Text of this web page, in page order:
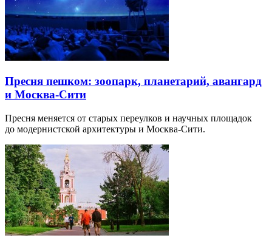
Пресня пешком: зоопарк, планетарий, авангард
и Москва-Сити
Пресня меняется от старых переулков и научных площадок
до модернистской архитектуры и Москва-Сити.